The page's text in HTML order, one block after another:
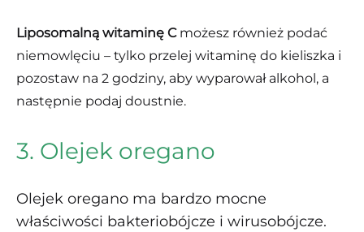
Liposomalną witaminę Cmożesz również podać
niemowlęciu – tylko przelej witaminę do kieliszka i
pozostaw na 2 godziny, aby wyparował alkohol, a
następnie podaj doustnie.
3. Olejek oregano
Olejek oregano ma bardzo mocne
właściwości bakteriobójcze i wirusobójcze.